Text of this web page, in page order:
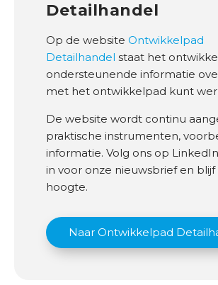
Detailhandel
Op de website Ontwikkelpad
Detailhandel staat het
ondersteunende informatie
met het ontwikkelpad kunt
De website wordt continu
praktische instrumenten,
informatie. Volg ons op
in voor onze nieuwsbrief en
hoogte.
Naar Ontwikkelpad